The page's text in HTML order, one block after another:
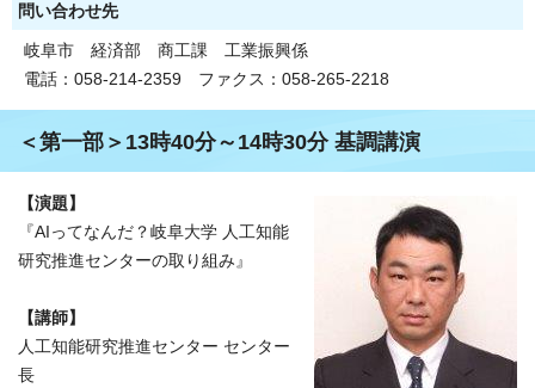
問い合わせ先
岐阜市 経済部 商工課 工業振興係
電話：058-214-2359 ファクス：058-265-2218
＜第一部＞13時40分～14時30分 基調講演
【演題】
『AIってなんだ？岐阜大学 人工知能
研究推進センターの取り組み』
【講師】
人工知能研究推進センター センター
長